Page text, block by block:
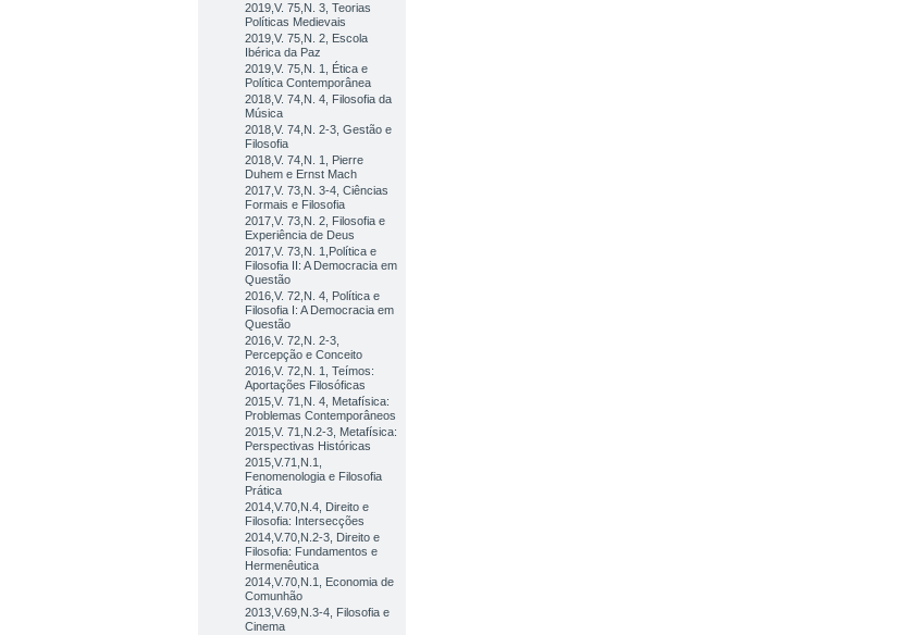
2019,V. 75,N. 3, Teorias
Políticas Medievais
2019,V. 75,N. 2, Escola
Ibérica da Paz
2019,V. 75,N. 1, Ética e
Política Contemporânea
2018,V. 74,N. 4, Filosofia da
Música
2018,V. 74,N. 2-3, Gestão e
Filosofia
2018,V. 74,N. 1, Pierre
Duhem e Ernst Mach
2017,V. 73,N. 3-4, Ciências
Formais e Filosofia
2017,V. 73,N. 2, Filosofia e
Experiência de Deus
2017,V. 73,N. 1,Política e
Filosofia II: A Democracia em
Questão
2016,V. 72,N. 4, Política e
Filosofia I: A Democracia em
Questão
2016,V. 72,N. 2-3,
Percepção e Conceito
2016,V. 72,N. 1, Teímos:
Aportações Filosóficas
2015,V. 71,N. 4, Metafísica:
Problemas Contemporâneos
2015,V. 71,N.2-3, Metafísica:
Perspectivas Históricas
2015,V.71,N.1,
Fenomenologia e Filosofia
Prática
2014,V.70,N.4, Direito e
Filosofia: Intersecções
2014,V.70,N.2-3, Direito e
Filosofia: Fundamentos e
Hermenêutica
2014,V.70,N.1, Economia de
Comunhão
2013,V.69,N.3-4, Filosofia e
Cinema